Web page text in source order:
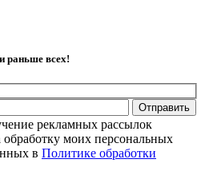
раньше всех!
Отправить
рекламных рассылок
моих персональных
в Политике обработки